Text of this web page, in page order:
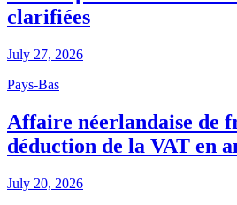
clarifiées
July 27, 2026
Pays-Bas
Affaire néerlandaise de
déduction de la VAT en
July 20, 2026